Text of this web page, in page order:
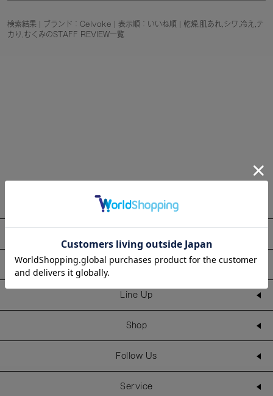
検索結果 | ブランド：Celvoke | 表示順：いいね順 | 乾燥,肌あれ,シワ,冷え,テ
カり,むくみのSTAFF REVIEW一覧
Information
Line Up
Shop
Follow Us
Service